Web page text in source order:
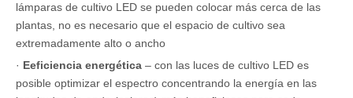
lámparas de cultivo LED se pueden colocar más cerca de las
plantas, no es necesario que el espacio de cultivo sea
extremadamente alto o ancho
· Eeficiencia energética – con las luces de cultivo LED es
posible optimizar el espectro concentrando la energía en las